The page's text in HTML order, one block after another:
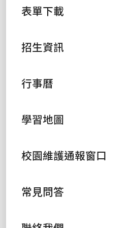
表單下載
招生資訊
行事曆
學習地圖
校園維護通報窗口
常見問答